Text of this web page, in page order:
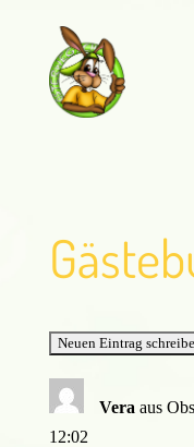
Vera aus
12:02